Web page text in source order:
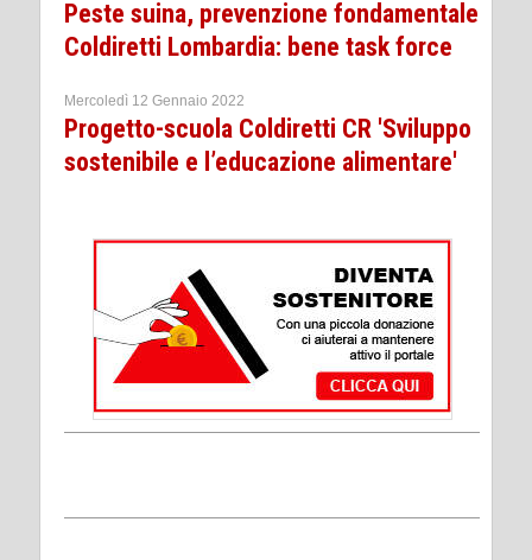
Peste suina, prevenzione fondamentale
Coldiretti Lombardia: bene task force
Mercoledì 12 Gennaio 2022
Progetto-scuola Coldiretti CR 'Sviluppo
sostenibile e l’educazione alimentare'